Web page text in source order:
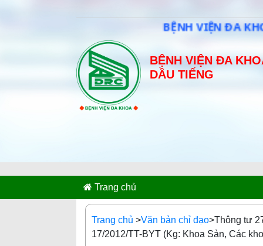
BỆNH VIỆN ĐA
BỆNH VIỆN ĐA
DẦU TIẾNG
Trang chủ
Trang chủ >Văn bản chỉ đạo>Thông tư
17/2012/TT-BYT (Kg: Khoa Sản, Các